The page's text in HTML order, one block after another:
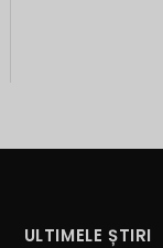
ULTIMELE ȘTIRI